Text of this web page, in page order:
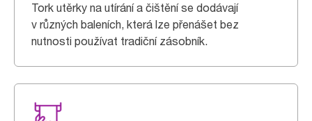
Tork utěrky na utírání a čištění se dodávají
v různých baleních, která lze přenášet bez
nutnosti používat tradiční zásobník.